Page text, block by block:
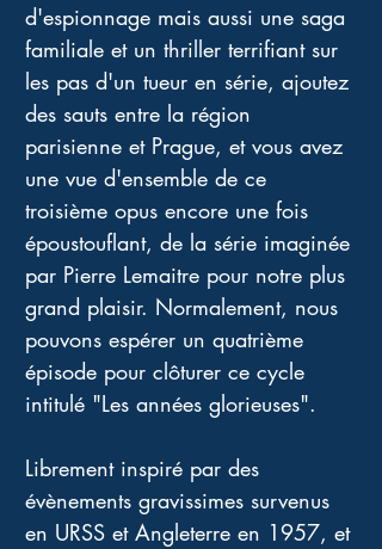
d'espionnage mais aussi une saga
familiale et un thriller terrifiant sur
les pas d'un tueur en série, ajoutez
des sauts entre la région
parisienne et Prague, et vous avez
une vue d'ensemble de ce
troisième opus encore une fois
époustouflant, de la série imaginée
par Pierre Lemaitre pour notre plus
grand plaisir. Normalement, nous
pouvons espérer un quatrième
épisode pour clôturer ce cycle
intitulé "Les années glorieuses".
Librement inspiré par des
évènements gravissimes survenus
en URSS et Angleterre en 1957, et